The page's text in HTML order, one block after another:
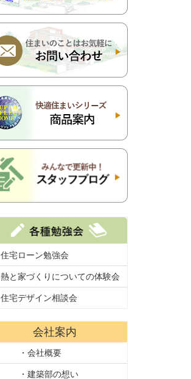
住宅ローン勉強会
熱と家づくりについての体験会
住宅デザイン相談会
会社案内
・会社概要
・建築部の想い